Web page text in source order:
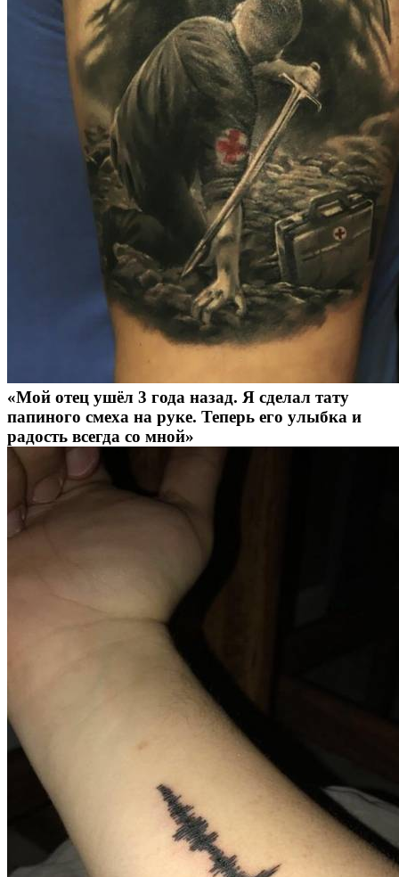
«Мой отец ушёл 3 года назад. Я сделал тату
папиного смеха на руке. Теперь его улыбка и
радость всегда со мной»